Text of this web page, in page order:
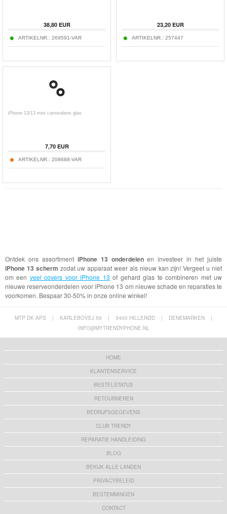
38,80EUR
ARTIKELNR.: 269591-VAR
23,20EUR
ARTIKELNR.: 257447
iPhone 13/13 mini cameralens glas
7,70EUR
ARTIKELNR.: 208688-VAR
Ontdek ons assortiment iPhone 13 onderdelenen investeer in het juiste
iPhone 13 scherm zodat uw apparaat weer als nieuw kan zijn! Vergeet u niet
om een veel covers voor iPhone 13 of gehard glas te combineren met uw
nieuwe reserveonderdelen voor iPhone 13 om nieuwe schade en reparaties te
voorkomen. Bespaar 30-50% in onze online winkel!
MTP DK APS | KARLEBOVEJ 59 | 3400 HILLERØD | DENEMARKEN
|
INFO@MYTRENDYPHONE.NL
HOME
KLANTENSERVICE
BESTELSTATUS
RETOURNEREN
BEDRIJFSGEGEVENS
CLUB TRENDY
REPARATIE HANDLEIDING
BLOG
BEKIJK ALLE LANDEN
PRIVACYBELEID
BESTEMMINGEN
CONTACT